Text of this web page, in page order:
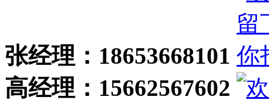
张经理：18653668101
高经理：15662567602